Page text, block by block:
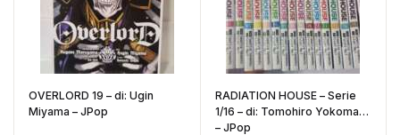
OVERLORD 19 – di: Ugin
Miyama – JPop
RADIATION HOUSE – Serie
1/16 – di: Tomohiro Yokomaku
– JPop